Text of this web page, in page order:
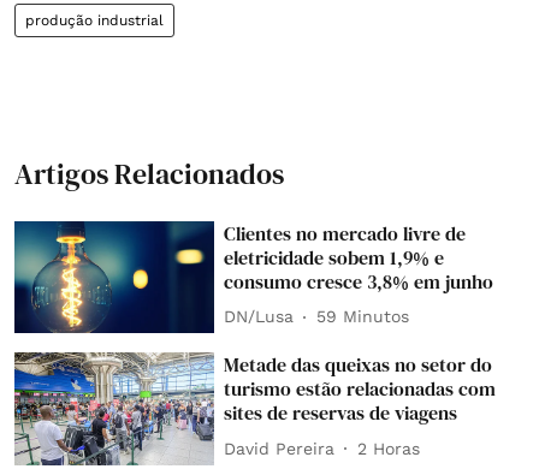
produção industrial
Artigos Relacionados
Clientes no mercado livre de
eletricidade sobem 1,9% e
consumo cresce 3,8% em junho
DN/Lusa 59 Minutos
Metade das queixas no setor do
turismo estão relacionadas com
sites de reservas de viagens
David Pereira 2 Horas